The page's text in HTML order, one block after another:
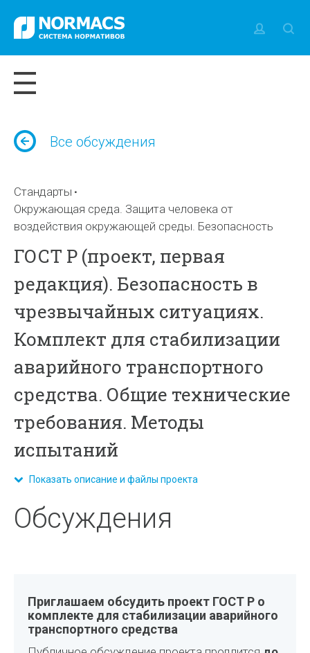
Все обсуждения
Стандарты
Окружающая среда. Защита человека от
воздействия окружающей среды. Безопасность
ГОСТ Р (проект, первая
редакция). Безопасность в
чрезвычайных ситуациях.
Комплект для стабилизации
аварийного транспортного
средства. Общие технические
требования. Методы
испытаний
Показать описание и файлы проекта
Обсуждения
Приглашаем обсудить проект ГОСТ Р о
комплекте для стабилизации аварийного
транспортного средства